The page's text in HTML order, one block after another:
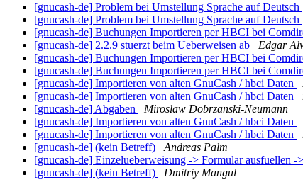
[gnucash-de] Problem bei Umstellung Sprache auf Deutsch
[gnucash-de] Problem bei Umstellung Sprache auf Deutsch
[gnucash-de] Buchungen Importieren per HBCI bei
[gnucash-de] 2.2.9 stuerzt beim Ueberweisen ab
Edgar
[gnucash-de] Buchungen Importieren per HBCI bei
[gnucash-de] Buchungen Importieren per HBCI bei
[gnucash-de] Importieren von alten GnuCash / hbci Daten
[gnucash-de] Importieren von alten GnuCash / hbci Daten
[gnucash-de] Abgaben
Miroslaw Dobrzanski-Neumann
[gnucash-de] Importieren von alten GnuCash / hbci Daten
[gnucash-de] Importieren von alten GnuCash / hbci Daten
[gnucash-de] (kein Betreff)
Andreas Palm
[gnucash-de] Einzelueberweisung -> Formular ausfuellen
[gnucash-de] (kein Betreff)
Dmitriy Mangul